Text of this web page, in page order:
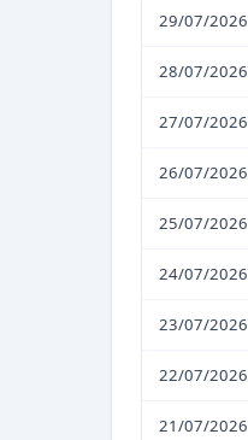
29/07/2026
28/07/2026
27/07/2026
26/07/2026
25/07/2026
24/07/2026
23/07/2026
22/07/2026
21/07/2026